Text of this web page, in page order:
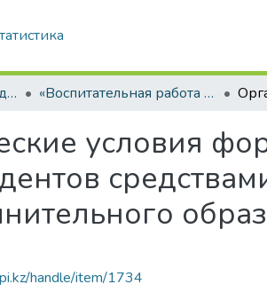
Материалы международных научно-практических конференций «Воспитательная работа в современном вузе»
условия
handle/item/1734